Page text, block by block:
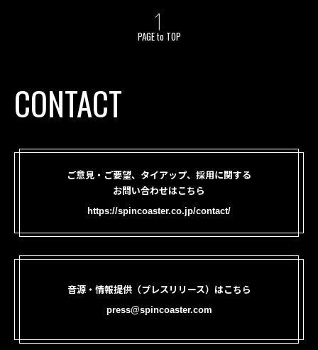
PAGE to TOP
CONTACT
ご意見・ご要望、タイアップ、採用に関する
お問い合わせはこちら
https://spincoaster.co.jp/contact/
音源・情報提供（プレスリリース）はこちら
press@spincoaster.com